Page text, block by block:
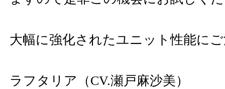
大幅に強化されたユニット性能に
ラフタリア（CV.瀬戸麻沙美）